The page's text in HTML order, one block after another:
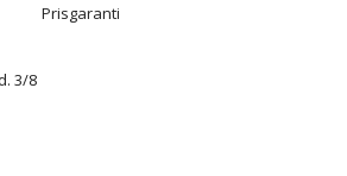
Prisgaranti
3/8